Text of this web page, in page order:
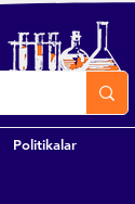
Politikalar